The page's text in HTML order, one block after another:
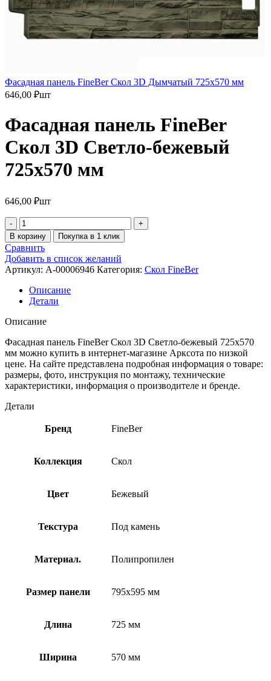
Фасадная панель FineBer Скол 3D Дымчатый 725х570 мм
646,00 ₽шт
Фасадная панель FineBer
Скол 3D Светло-бежевый
725х570 мм
646,00 ₽шт
В корзину Покупка в 1 клик
Сравнить
Добавить в список желаний
Артикул: A-00006946 Категория: Скол FineBer
Описание
Детали
Описание
Фасадная панель FineBer Скол 3D Светло-бежевый 725х570
мм можно купить в интернет-магазине Арксота по низкой
цене. На сайте представлена подробная информация о товаре:
размеры, фото, инструкция по монтажу, технические
характеристики, информация о производителе и бренде.
Детали
Бренд FineBer
Коллекция Скол
Цвет Бежевый
Текстура Под камень
Материал. Полипропилен
Размер панели 795х595 мм
Длина 725 мм
Ширина 570 мм